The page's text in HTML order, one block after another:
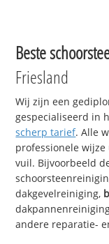
Beste
Friesland
Wij zijn een
gespecialiseerd in
scherp tarief. Alle
professionele
vuil. Bijvoorbeeld
dakgevelreiniging,
andere reparatie-